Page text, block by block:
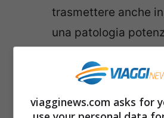
trasmettere anche
una patologia
terzoposto degli
chiaro. Non i cani
viagginews.com asks for